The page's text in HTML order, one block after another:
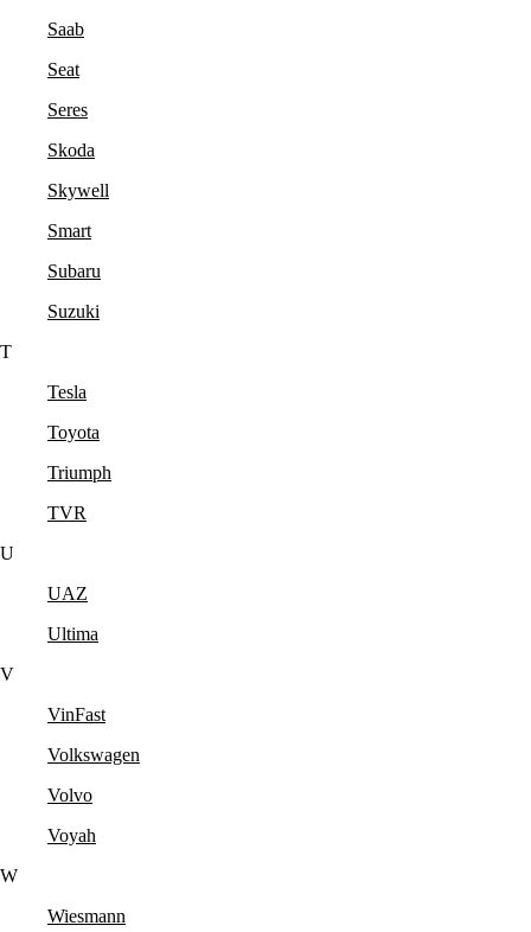
Saab
Seat
Seres
Skoda
Skywell
Smart
Subaru
Suzuki
T
Tesla
Toyota
Triumph
TVR
U
UAZ
Ultima
V
VinFast
Volkswagen
Volvo
Voyah
W
Wiesmann